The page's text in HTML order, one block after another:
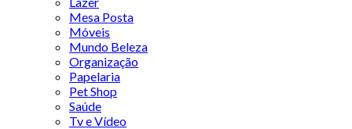
Mesa Posta
Móveis
Mundo Beleza
Organização
Papelaria
Pet Shop
Saúde
Tv e Vídeo